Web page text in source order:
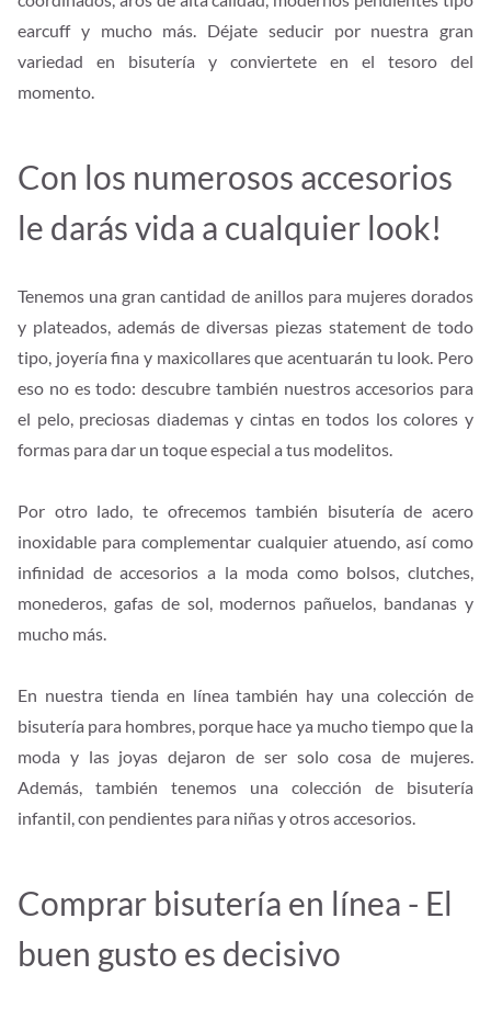
earcuff y mucho más. Déjate seducir por nuestra gran
variedad en bisutería y conviertete en el tesoro del
momento.
Con los numerosos accesorios
le darás vida a cualquier look!
Tenemos una gran cantidad de anillos para mujeres dorados
y plateados, además de diversas piezas statement de todo
tipo, joyería fina y maxicollares que acentuarán tu look. Pero
eso no es todo: descubre también nuestros accesorios para
el pelo, preciosas diademas y cintas en todos los colores y
formas para dar un toque especial a tus modelitos.
Por otro lado, te ofrecemos también bisutería de acero
inoxidable para complementar cualquier atuendo, así como
infinidad de accesorios a la moda como bolsos, clutches,
monederos, gafas de sol, modernos pañuelos, bandanas y
mucho más.
En nuestra tienda en línea también hay una colección de
bisutería para hombres, porque hace ya mucho tiempo que la
moda y las joyas dejaron de ser solo cosa de mujeres.
Además, también tenemos una colección de bisutería
infantil, con pendientes para niñas y otros accesorios.
Comprar bisutería en línea - El
buen gusto es decisivo